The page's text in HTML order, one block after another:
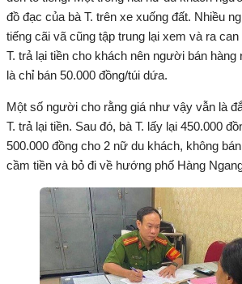
đồ đạc của bà T. trên xe xuống đất. Nhiều
tiếng cãi vã cũng tập trung lại xem và ra
T. trả lại tiền cho khách nên người bán hàng
là chỉ bán 50.000 đồng/túi dứa.
Một số người cho rằng giá như vậy vẫn là
T. trả lại tiền. Sau đó, bà T. lấy lại 450.000
500.000 đồng cho 2 nữ du khách, không
cầm tiền và bỏ đi về hướng phố Hàng